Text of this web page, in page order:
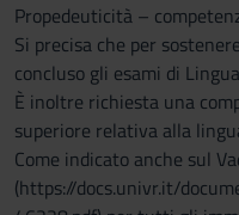
Propedeuticità –
Si precisa che per
concluso gli esami di
È inoltre richiesta una
superiore relativa alla
Come indicato anche sul
(https://docs.univr.it/